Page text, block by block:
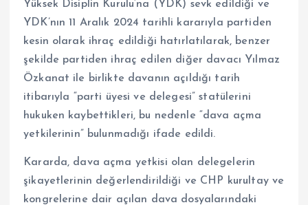
Yüksek Disiplin Kurulu’na (YDK) sevk edildiği ve
YDK’nın 11 Aralık 2024 tarihli kararıyla partiden
kesin olarak ihraç edildiği hatırlatılarak, benzer
şekilde partiden ihraç edilen diğer davacı Yılmaz
Özkanat ile birlikte davanın açıldığı tarih
itibarıyla “parti üyesi ve delegesi” statülerini
hukuken kaybettikleri, bu nedenle “dava açma
yetkilerinin” bulunmadığı ifade edildi.
Kararda, dava açma yetkisi olan delegelerin
şikayetlerinin değerlendirildiği ve CHP kurultay ve
kongrelerine dair açılan dava dosyalarındaki